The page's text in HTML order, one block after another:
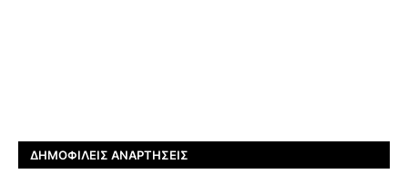
ΔΗΜΟΦΙΛΕΊΣ ΑΝΑΡΤΉΣΕΙΣ